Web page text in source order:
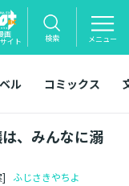
画
イト 検索 メニュー
ル コミックス
、みんなに溺
] ふじさきやちよ